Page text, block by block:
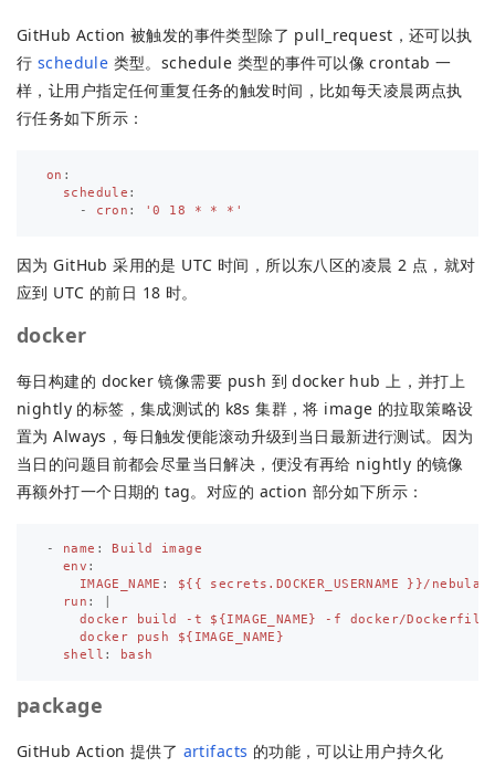
GitHub Action 被触发的事件类型除了 pull_request，还可以执
行 schedule 类型。schedule 类型的事件可以像 crontab 一
样，让用户指定任何重复任务的触发时间，比如每天凌晨两点执
行任务如下所示：
on :
schedule :
-
cron : '0 18 * * *'
因为 GitHub 采用的是 UTC 时间，所以东八区的凌晨 2 点，就对
应到 UTC 的前日 18 时。
docker
每日构建的 docker 镜像需要 push 到 docker hub 上，并打上
nightly 的标签，集成测试的 k8s 集群，将 image 的拉取策略设
置为 Always，每日触发便能滚动升级到当日最新进行测试。因为
当日的问题目前都会尽量当日解决，便没有再给 nightly 的镜像
再额外打一个日期的 tag。对应的 action 部分如下所示：
- name :
Build image
env :
IMAGE_NAME :
${{ secrets.DOCKER_USERNAME }}/
run :
docker build -t ${IMAGE_NAME} -f docker/
docker push ${IMAGE_NAME}
shell : bash
package
GitHub Action 提供了 artifacts 的功能，可以让用户持久化